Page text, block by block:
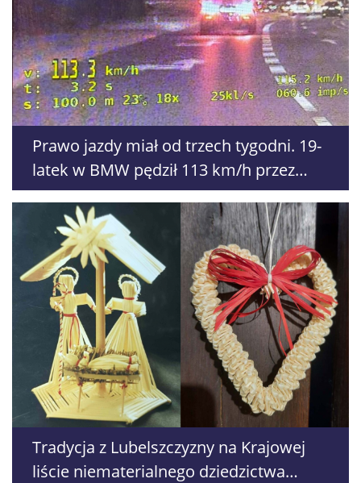
Prawo jazdy miał od trzech tygodni. 19-
latek w BMW pędził 113 km/h przez
Lublin
Tradycja z Lubelszczyzny na Krajowej
liście niematerialnego dziedzictwa